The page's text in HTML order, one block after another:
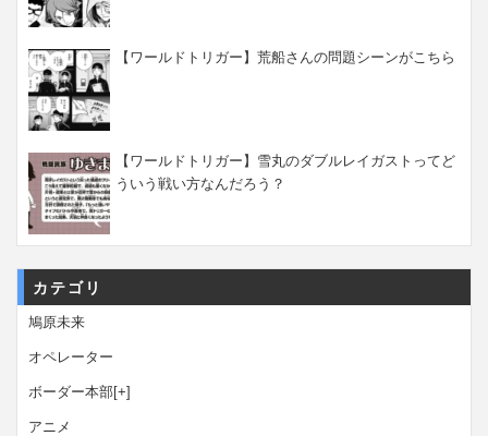
【ワールドトリガー】荒船さんの問題シーンがこちら
【ワールドトリガー】雪丸のダブルレイガストってど
ういう戦い方なんだろう？
カテゴリ
鳩原未来
オペレーター
ボーダー本部[+]
アニメ